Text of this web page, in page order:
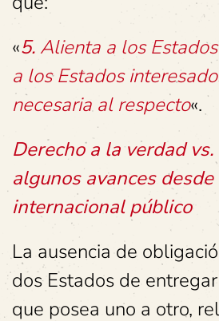
«5. Alienta a los
a los Estados
necesaria al respecto«.
Derecho a la verdad
algunos avances
internacional público
La ausencia de
dos Estados de
que posea uno a otro,